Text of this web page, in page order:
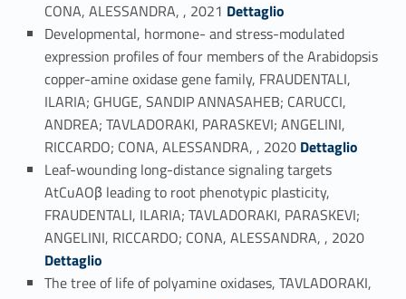
CONA, ALESSANDRA, , 2021 Dettaglio
Developmental, hormone- and stress-modulated
expression profiles of four members of the Arabidopsis
copper-amine oxidase gene family, FRAUDENTALI,
ILARIA; GHUGE, SANDIP ANNASAHEB; CARUCCI,
ANDREA; TAVLADORAKI, PARASKEVI; ANGELINI,
RICCARDO; CONA, ALESSANDRA, , 2020 Link identifier #identifier_person_10743-6Dettaglio
Leaf-wounding long-distance signaling targets
AtCuAOβ leading to root phenotypic plasticity,
FRAUDENTALI, ILARIA; TAVLADORAKI, PARASKEVI;
ANGELINI, RICCARDO; CONA, ALESSANDRA, , 2020
Dettaglio
The tree of life of polyamine oxidases, TAVLADORAKI,